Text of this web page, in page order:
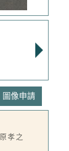
孝之